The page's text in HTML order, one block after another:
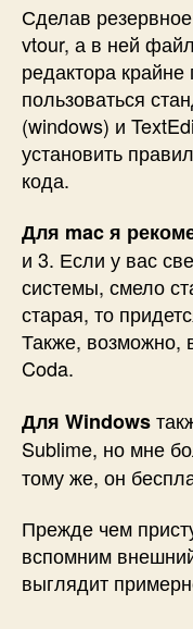
Сделав
vtour, а в ней
редактора
пользоваться
(windows) и
установить
кода.
Для mac я
и 3. Если у вас
системы, смело
старая, то
Также, возможно,
Coda.
Для Windows
Sublime, но мне
тому же, он
Прежде чем
вспомним
выглядит